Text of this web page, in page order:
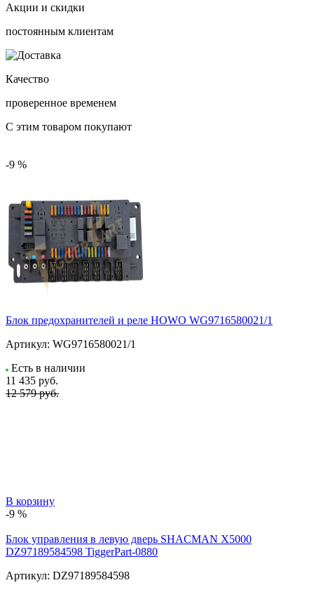
Акции и скидки
постоянным клиентам
Качество
проверенное временем
С этим товаром покупают
-9 %
Блок предохранителей и реле HOWO WG9716580021/1
Артикул: WG9716580021/1
Есть в наличии
11 435 руб.
12 579 руб.
В корзину
-9 %
Блок управления в левую дверь SHACMAN X5000
DZ97189584598 TiggerPart-0880
Артикул: DZ97189584598